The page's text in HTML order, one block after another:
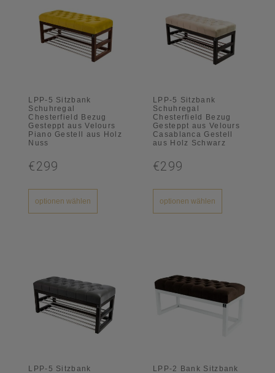
LPP-5 Sitzbank
Schuhregal
Chesterfield Bezug
Gesteppt aus Velours
Piano Gestell aus Holz
Nuss
€299
optionen wählen
LPP-5 Sitzbank
Schuhregal
Chesterfield Bezug
Gesteppt aus Velours
Casablanca Gestell
aus Holz Schwarz
€299
optionen wählen
LPP-5 Sitzbank
LPP-2 Bank Sitzbank